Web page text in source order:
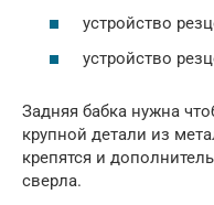
устройство
устройство
Задняя бабка нужна
крупной детали из
крепятся и
сверла.